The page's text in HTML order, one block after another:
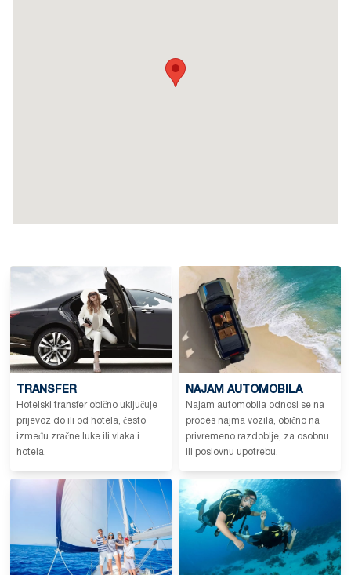
TRANSFER
Hotelski transfer obično uključuje
prijevoz do ili od hotela, često
između zračne luke ili vlaka i
hotela.
NAJAM AUTOMOBILA
Najam automobila odnosi se na
proces najma vozila, obično na
privremeno razdoblje, za osobnu
ili poslovnu upotrebu.